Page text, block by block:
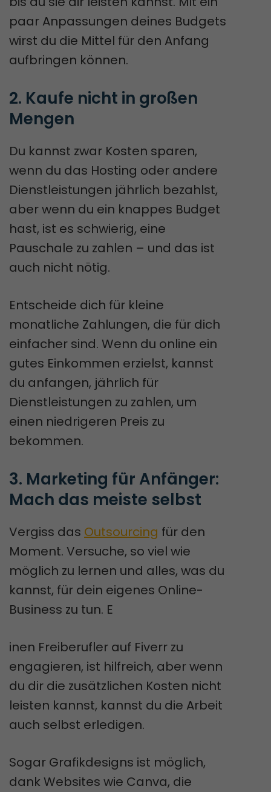
paar Anpassungen deines Budgets
wirst du die Mittel für den Anfang
aufbringen können.
2. Kaufe nicht in großen
Mengen
Du kannst zwar Kosten sparen,
wenn du das Hosting oder andere
Dienstleistungen jährlich bezahlst,
aber wenn du ein knappes Budget
hast, ist es schwierig, eine
Pauschale zu zahlen – und das ist
auch nicht nötig.
Entscheide dich für kleine
monatliche Zahlungen, die für dich
einfacher sind. Wenn du online ein
gutes Einkommen erzielst, kannst
du anfangen, jährlich für
Dienstleistungen zu zahlen, um
einen niedrigeren Preis zu
bekommen.
3. Marketing für Anfänger:
Mach das meiste selbst
Vergiss das Outsourcing für den
Moment. Versuche, so viel wie
möglich zu lernen und alles, was du
kannst, für dein eigenes Online-
Business zu tun. E
inen Freiberufler auf Fiverr zu
engagieren, ist hilfreich, aber wenn
du dir die zusätzlichen Kosten nicht
leisten kannst, kannst du die Arbeit
auch selbst erledigen.
Sogar Grafikdesigns ist möglich,
dank Websites wie Canva, die